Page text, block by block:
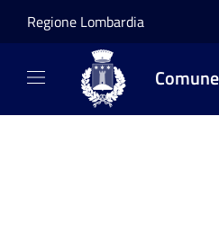
Regione Lombardia